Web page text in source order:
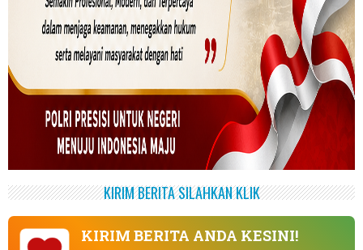
KIRIM BERITA SILAHKAN KLIK
KIRIM BERITA ANDA KESINI!